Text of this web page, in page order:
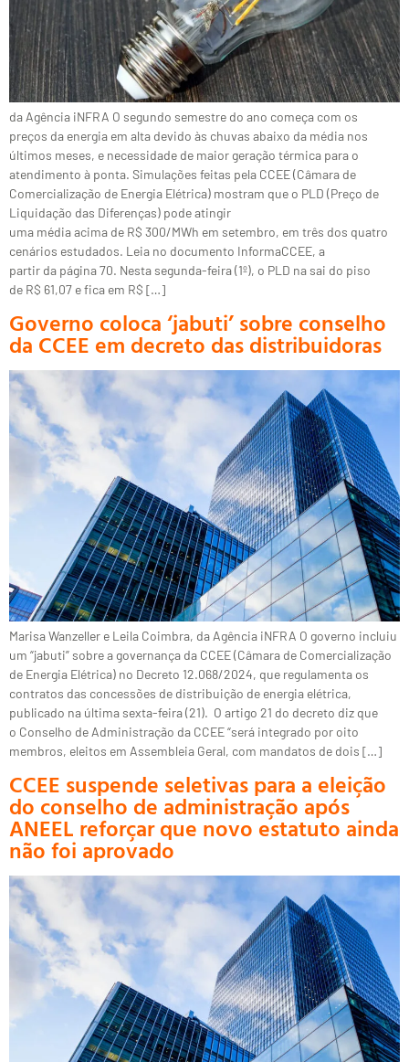
da Agência iNFRA O segundo semestre do ano começa com os
preços da energia em alta devido às chuvas abaixo da média nos
últimos meses, e necessidade de maior geração térmica para o
atendimento à ponta. Simulações feitas pela CCEE (Câmara de
Comercialização de Energia Elétrica) mostram que o PLD (Preço de
Liquidação das Diferenças) pode atingir
uma média acima de R$ 300/MWh em setembro, em três dos quatro
cenários estudados. Leia no documento InformaCCEE, a
partir da página 70. Nesta segunda-feira (1º), o PLD na sai do piso
de R$ 61,07 e fica em R$ […]
Governo coloca ‘jabuti’ sobre conselho
da CCEE em decreto das distribuidoras
Marisa Wanzeller e Leila Coimbra, da Agência iNFRA O governo incluiu
um “jabuti” sobre a governança da CCEE (Câmara de Comercialização
de Energia Elétrica) no Decreto 12.068/2024, que regulamenta os
contratos das concessões de distribuição de energia elétrica,
publicado na última sexta-feira (21). O artigo 21 do decreto diz que
o Conselho de Administração da CCEE “será integrado por oito
membros, eleitos em Assembleia Geral, com mandatos de dois […]
CCEE suspende seletivas para a eleição
do conselho de administração após
ANEEL reforçar que novo estatuto ainda
não foi aprovado